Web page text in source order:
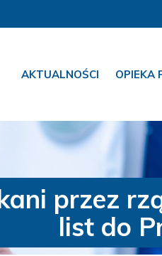
AKTUALNOŚCI OPIEKA
przez
list do